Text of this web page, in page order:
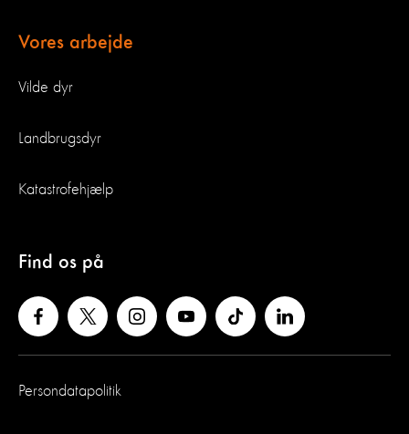
Vores arbejde
Vilde dyr
Landbrugsdyr
Katastrofehjælp
Find os på
Persondatapolitik